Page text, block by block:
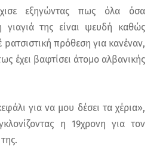
εξηγώντας πως όλα όσα
γιαγιά της είναι ψευδή καθώς
pατσιστική πρόθεση για κανέναν,
έχει βαφτίσει άτομο αλβανικής
για να μου δέσει τα χέρια»,
η 19χρονη για τον